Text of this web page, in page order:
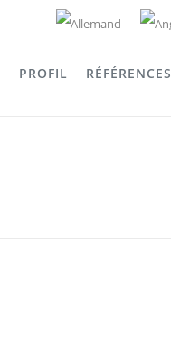
PROFIL RÉFÉRENCES